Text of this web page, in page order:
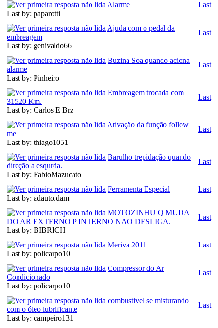
Alarme
Last by: paparotti
Last
Ajuda com o pedal da
embreagem
Last by: genivaldo66
Last
Buzina Soa quando aciona
alarme
Last by: Pinheiro
Last
Embreagem trocada com
31520 Km.
Last by: Carlos E Brz
Last
Ativação da função follow
me
Last by: thiago1051
Last
Barulho trepidação quando
direção a esqurda.
Last by: FabioMazucato
Last
Ferramenta Especial
Last by: adauto.dam
Last
MOTOZINHU Q MUDA
DO AR EXTERNO P INTERNO NAO DESLIGA.
Last by: BIBRICH
Last
Meriva 2011
Last by: policarpo10
Last
Compressor do Ar
Condicionado
Last by: policarpo10
Last
combustivel se misturando
com o óleo lubrificante
Last by: campeiro131
Last